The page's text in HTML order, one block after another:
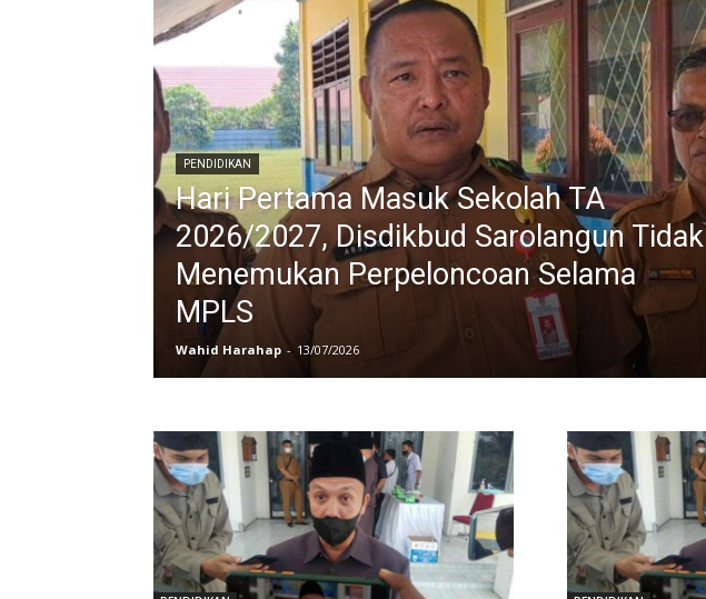
PENDIDIKAN
Hari Pertama Masuk Sekolah TA
2026/2027, Disdikbud Sarolangun Tidak
Menemukan Perpeloncoan Selama
MPLS
Wahid Harahap - 13/07/2026